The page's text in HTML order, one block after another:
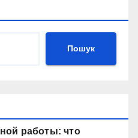
Пошук
работы: что